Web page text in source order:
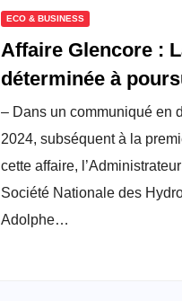
ECO & BUSINESS
Affaire Glencore :
déterminée à
condamner toutes
impliquées
– Dans un communiqué en
2024, subséquent à la
cette affaire,
Société Nationale des
Adolphe…